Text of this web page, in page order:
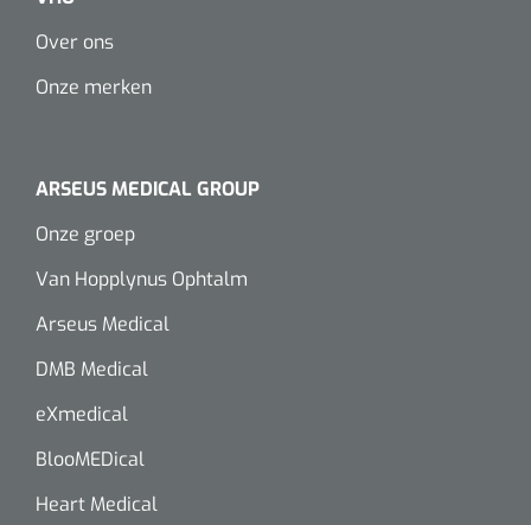
Over ons
Onze merken
ARSEUS MEDICAL GROUP
Onze groep
Van Hopplynus Ophtalm
Arseus Medical
DMB Medical
eXmedical
BlooMEDical
Heart Medical